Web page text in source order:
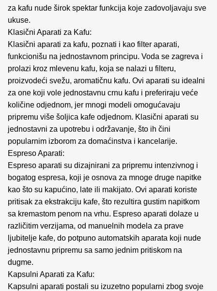
za kafu nude širok spektar funkcija koje zadovoljavaju sve
ukuse.
Klasični Aparati za Kafu:
Klasični aparati za kafu, poznati i kao filter aparati,
funkcionišu na jednostavnom principu. Voda se zagreva i
prolazi kroz mlevenu kafu, koja se nalazi u filteru,
proizvodeći svežu, aromatičnu kafu. Ovi aparati su idealni
za one koji vole jednostavnu crnu kafu i preferiraju veće
količine odjednom, jer mnogi modeli omogućavaju
pripremu više šoljica kafe odjednom. Klasični aparati su
jednostavni za upotrebu i održavanje, što ih čini
popularnim izborom za domaćinstva i kancelarije.
Espreso Aparati:
Espreso aparati su dizajnirani za pripremu intenzivnog i
bogatog espresa, koji je osnova za mnoge druge napitke
kao što su kapućino, late ili makijato. Ovi aparati koriste
pritisak za ekstrakciju kafe, što rezultira gustim napitkom
sa kremastom penom na vrhu. Espreso aparati dolaze u
različitim verzijama, od manuelnih modela za prave
ljubitelje kafe, do potpuno automatskih aparata koji nude
jednostavnu pripremu sa samo jednim pritiskom na
dugme.
Kapsulni Aparati za Kafu:
Kapsulni aparati postali su izuzetno popularni zbog svoje